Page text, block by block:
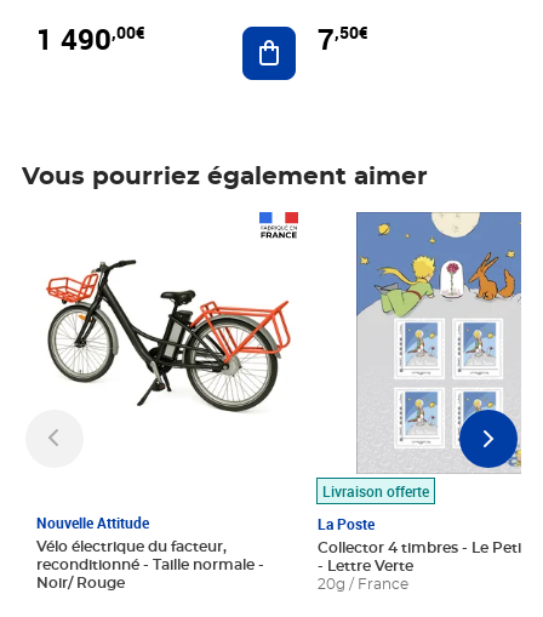
1 490,00€ Ajouter au panier
7,50€
Vous pourriez également aimer
Nouvelle Attitude
Vélo électrique du facteur,
reconditionné - Taille normale -
Noir/ Rouge
Livraison offerte
La Poste
Collector 4 timbres - Le Petit
- Lettre Verte
20g / France
Prix 7,50€